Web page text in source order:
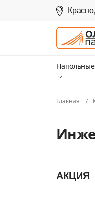
Главная
АКЦИЯ